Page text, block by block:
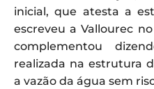
inicial, que atesta a
escreveu a Vallourec
complementou
realizada na estrutura
a vazão da água sem